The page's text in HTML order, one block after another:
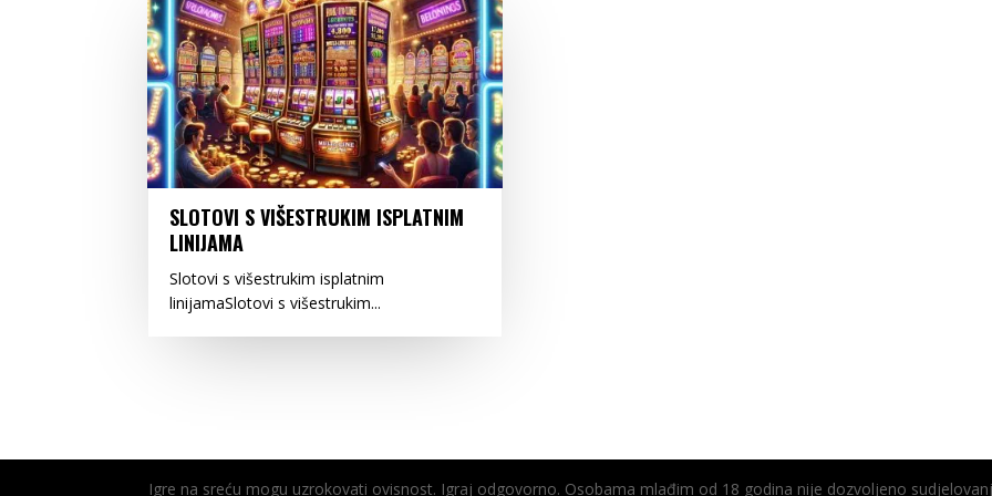
SLOTOVI S VIŠESTRUKIM ISPLATNIM
LINIJAMA
Slotovi s višestrukim isplatnim
linijamaSlotovi s višestrukim...
Igre na sreću mogu uzrokovati ovisnost. Igraj odgovorno. Osobama mlađim od 18 godina nije dozvoljeno